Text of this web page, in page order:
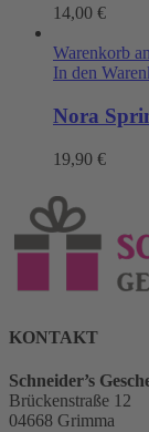
14,00 €
Warenkorb
In den
Nora
19,90 €
KONTAKT
Schneider’s
Brückenstraße 12
04668 Grimma